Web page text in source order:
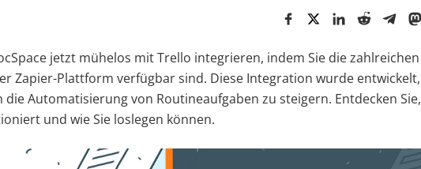
jetzt mühelos mit Trello integrieren, indem Sie die zahlreichen
Zapier-Plattform verfügbar sind. Diese Integration wurde entwickelt,
Automatisierung von Routineaufgaben zu steigern. Entdecken Sie,
und wie Sie loslegen können.